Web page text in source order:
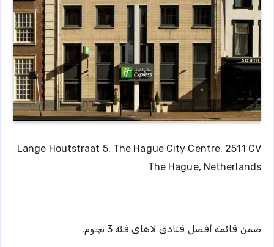
Lange Houtstraat 5, The Hague City Centre, 2511 CV
The Hague, Netherlands
ضمن قائمة أفضل فنادق لاهاي فئة 3 نجوم.